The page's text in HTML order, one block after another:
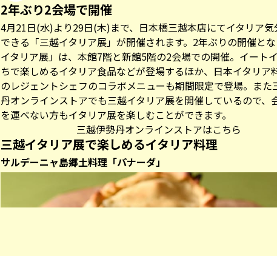
2年ぶり2会場で開催
4月21日(水)より29日(木)まで、日本橋三越本店にてイタリア気
できる「三越イタリア展」が開催されます。2年ぶりの開催と
イタリア展」は、本館7階と新館5階の2会場での開催。イート
ちで楽しめるイタリア食品などが登場するほか、日本イタリア
のレジェントシェフのコラボメニューも期間限定で登場。また
丹オンラインストアでも三越イタリア展を開催しているので、
を運べない方もイタリア展を楽しむことができます。
三越伊勢丹オンラインストアはこちら
三越イタリア展で楽しめるイタリア料理
サルデーニャ島郷土料理「パナーダ」